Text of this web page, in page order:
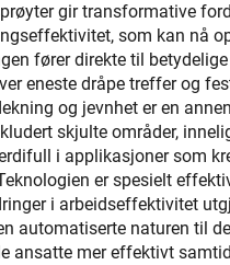
gir transformative
som kan nå
fører direkte til
eneste dråpe treffer og
og jevnhet er en
skjulte områder,
i applikasjoner som
er spesielt
i arbeidseffektivitet
automatiserte naturen til
ansatte mer effektivt